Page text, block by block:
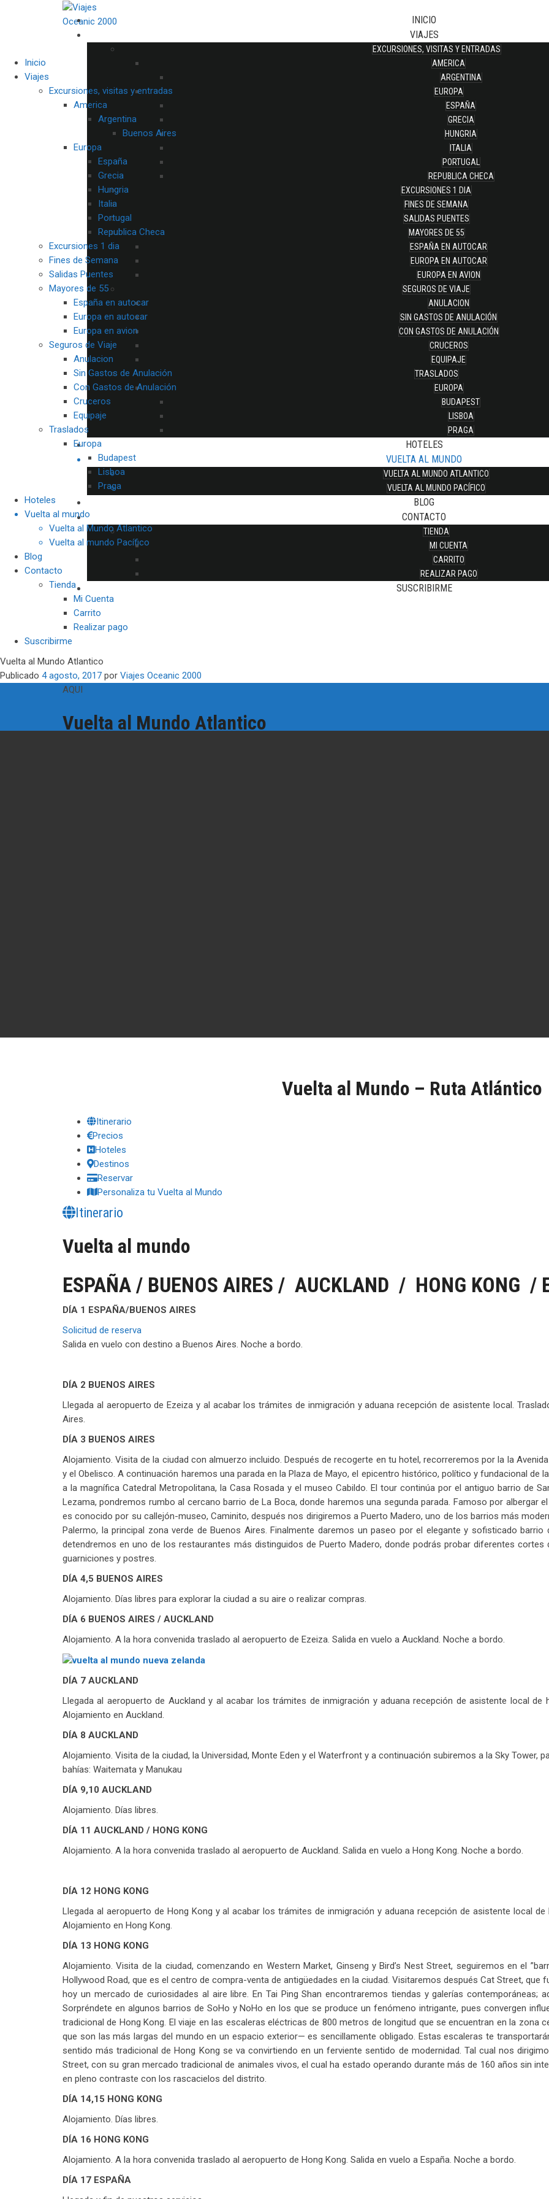
INICIO
VIAJES
EXCURSIONES, VISITAS Y ENTRADAS
AMERICA
ARGENTINA
EUROPA
ESPAÑA
GRECIA
HUNGRIA
ITALIA
PORTUGAL
REPUBLICA CHECA
EXCURSIONES 1 DIA
FINES DE SEMANA
SALIDAS PUENTES
MAYORES DE 55
ESPAÑA EN AUTOCAR
EUROPA EN AUTOCAR
EUROPA EN AVION
SEGUROS DE VIAJE
ANULACION
SIN GASTOS DE ANULACIÓN
CON GASTOS DE ANULACIÓN
CRUCEROS
EQUIPAJE
TRASLADOS
EUROPA
BUDAPEST
LISBOA
PRAGA
HOTELES
VUELTA AL MUNDO
VUELTA AL MUNDO ATLANTICO
VUELTA AL MUNDO PACÍFICO
BLOG
CONTACTO
TIENDA
MI CUENTA
CARRITO
REALIZAR PAGO
SUSCRIBIRME
Inicio
Viajes
Excursiones, visitas y entradas
America
Argentina
Buenos Aires
Europa
España
Grecia
Hungria
Italia
Portugal
Republica Checa
Excursiones 1 dia
Fines de Semana
Salidas Puentes
Mayores de 55
España en autocar
Europa en autocar
Europa en avion
Seguros de Viaje
Anulacion
Sin Gastos de Anulación
Con Gastos de Anulación
Cruceros
Equipaje
Traslados
Europa
Budapest
Lisboa
Praga
Hoteles
Vuelta al mundo
Vuelta al Mundo Atlantico
Vuelta al mundo Pacífico
Blog
Contacto
Tienda
Mi Cuenta
Carrito
Realizar pago
Suscribirme
Vuelta al Mundo Atlantico
Publicado 4 agosto, 2017 por Viajes Oceanic 2000
AQUI
Vuelta al Mundo Atlantico
Vuelta al Mundo – Ruta Atlántico
Itinerario
Precios
Hoteles
Destinos
Reservar
Personaliza tu Vuelta al Mundo
Itinerario
Vuelta al mundo
ESPAÑA / BUENOS AIRES / AUCKLAND / HONG KONG /
DÍA 1 ESPAÑA/BUENOS AIRES
Solicitud de reserva
Salida en vuelo con destino a Buenos Aires. Noche a bordo.
DÍA 2 BUENOS AIRES
Llegada al aeropuerto de Ezeiza y al acabar los trámites de inmigración y aduana recepción de asistente local.
Aires.
DÍA 3 BUENOS AIRES
Alojamiento. Visita de la ciudad con almuerzo incluido. Después de recogerte en tu hotel, recorreremos por la la
y el Obelisco. A continuación haremos una parada en la Plaza de Mayo, el epicentro histórico, político y fundacional de
a la magnífica Catedral Metropolitana, la Casa Rosada y el museo Cabildo. El tour continúa por el antiguo barrio de
Lezama, pondremos rumbo al cercano barrio de La Boca, donde haremos una segunda parada. Famoso por albergar
es conocido por su callejón-museo, Caminito, después nos dirigiremos a Puerto Madero, uno de los barrios más
Palermo, la principal zona verde de Buenos Aires. Finalmente daremos un paseo por el elegante y sofisticado
detendremos en uno de los restaurantes más distinguidos de Puerto Madero, donde podrás probar diferentes cortes
guarniciones y postres.
DÍA 4,5 BUENOS AIRES
Alojamiento. Días libres para explorar la ciudad a su aire o realizar compras.
DÍA 6 BUENOS AIRES / AUCKLAND
Alojamiento. A la hora convenida traslado al aeropuerto de Ezeiza. Salida en vuelo a Auckland. Noche a bordo.
DÍA 7 AUCKLAND
Llegada al aeropuerto de Auckland y al acabar los trámites de inmigración y aduana recepción de asistente local de
Alojamiento en Auckland.
DÍA 8 AUCKLAND
Alojamiento. Visita de la ciudad, la Universidad, Monte Eden y el Waterfront y a continuación subiremos a la Sky Tower,
bahías: Waitemata y Manukau
DÍA 9,10 AUCKLAND
Alojamiento. Días libres.
DÍA 11 AUCKLAND / HONG KONG
Alojamiento. A la hora convenida traslado al aeropuerto de Auckland. Salida en vuelo a Hong Kong. Noche a bordo.
DÍA 12 HONG KONG
Llegada al aeropuerto de Hong Kong y al acabar los trámites de inmigración y aduana recepción de asistente local de
Alojamiento en Hong Kong.
DÍA 13 HONG KONG
Alojamiento. Visita de la ciudad, comenzando en Western Market, Ginseng y Bird’s Nest Street, seguiremos en el
Hollywood Road, que es el centro de compra-venta de antigüedades en la ciudad. Visitaremos después Cat Street, que
hoy un mercado de curiosidades al aire libre. En Tai Ping Shan encontraremos tiendas y galerías contemporáneas;
Sorpréndete en algunos barrios de SoHo y NoHo en los que se produce un fenómeno intrigante, pues convergen
tradicional de Hong Kong. El viaje en las escaleras eléctricas de 800 metros de longitud que se encuentran en la zona
que son las más largas del mundo en un espacio exterior— es sencillamente obligado. Estas escaleras te
sentido más tradicional de Hong Kong se va convirtiendo en un ferviente sentido de modernidad. Tal cual nos
Street, con su gran mercado tradicional de animales vivos, el cual ha estado operando durante más de 160 años sin
en pleno contraste con los rascacielos del distrito.
DÍA 14,15 HONG KONG
Alojamiento. Días libres.
DÍA 16 HONG KONG
Alojamiento. A la hora convenida traslado al aeropuerto de Hong Kong. Salida en vuelo a España. Noche a bordo.
DÍA 17 ESPAÑA